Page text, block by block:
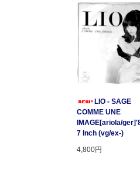
LIO - SAGE
COMME UNE
IMAGE[ariola/
7 Inch (vg/ex-)
4,800円